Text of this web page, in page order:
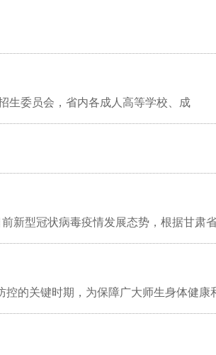
生委员会，省内各成人高等学校、成
新型冠状病毒疫情发展态势，根据甘肃
的关键时期，为保障广大师生身体健康